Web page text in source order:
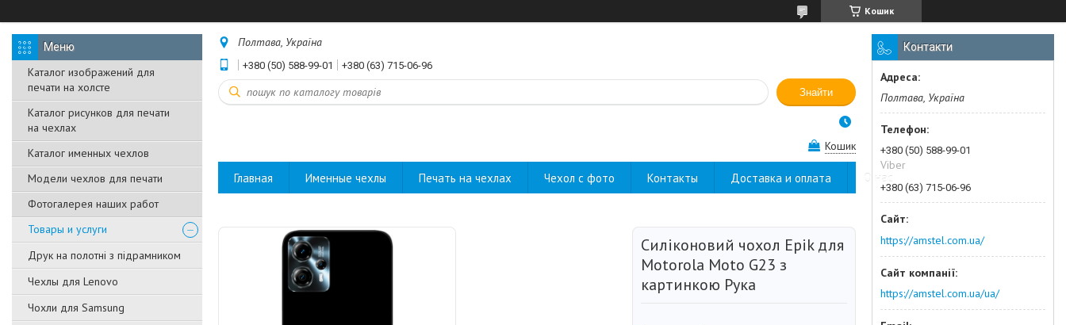
Кошик
Каталог изображений для
печати на холсте
Каталог рисунков для печати
на чехлах
Каталог именных чехлов
Модели чехлов для печати
Фотогалерея наших работ
Товары и услуги
Друк на полотні з підрамником
Чехлы для Lenovo
Чохли для Samsung
Полтава, Україна
+380 (50) 588-99-01 +380 (63) 715-06-96
Знайти
Кошик
Главная Именные чехлы Печать на чехлах Чехол с фото Контакты Доставка и оплата О нас
Силіконовий чохол Epik для
Motorola Moto G23 з
картинкою Рука
Контакти
Полтава, Україна
+380 (50) 588-99-01
Viber
+380 (63) 715-06-96
https://amstel.com.ua/
https://amstel.com.ua/ua/